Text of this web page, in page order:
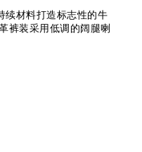
续材料打造标志性的牛
裤装采用低调的阔腿喇